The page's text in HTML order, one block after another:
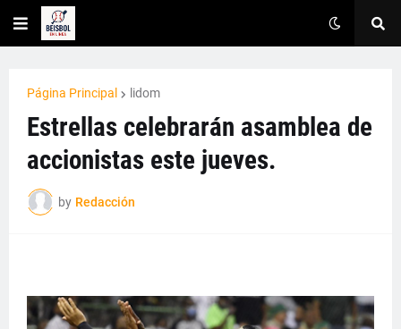
Página Principal lidom
Estrellas celebrarán asamblea de
accionistas este jueves.
by Redacción